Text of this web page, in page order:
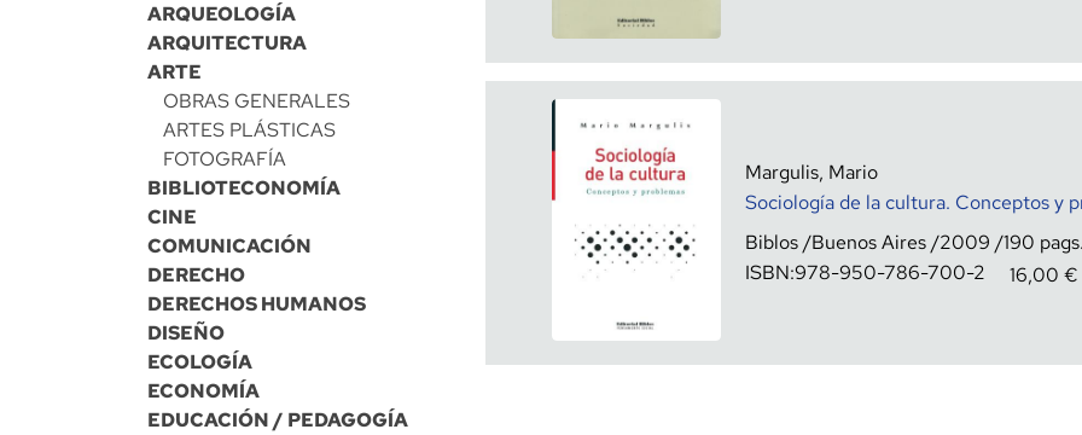
ARQUEOLOGÍA
ARQUITECTURA
ARTE
OBRAS GENERALES
ARTES PLÁSTICAS
FOTOGRAFÍA
BIBLIOTECONOMÍA
CINE
COMUNICACIÓN
DERECHO
DERECHOS HUMANOS
DISEÑO
ECOLOGÍA
ECONOMÍA
EDUCACIÓN / PEDAGOGÍA
Margulis, Mario
Sociología de la cultura. Conceptos y
Biblos Buenos Aires 2009 190
ISBN:978-950-786-700-2 16,00 €